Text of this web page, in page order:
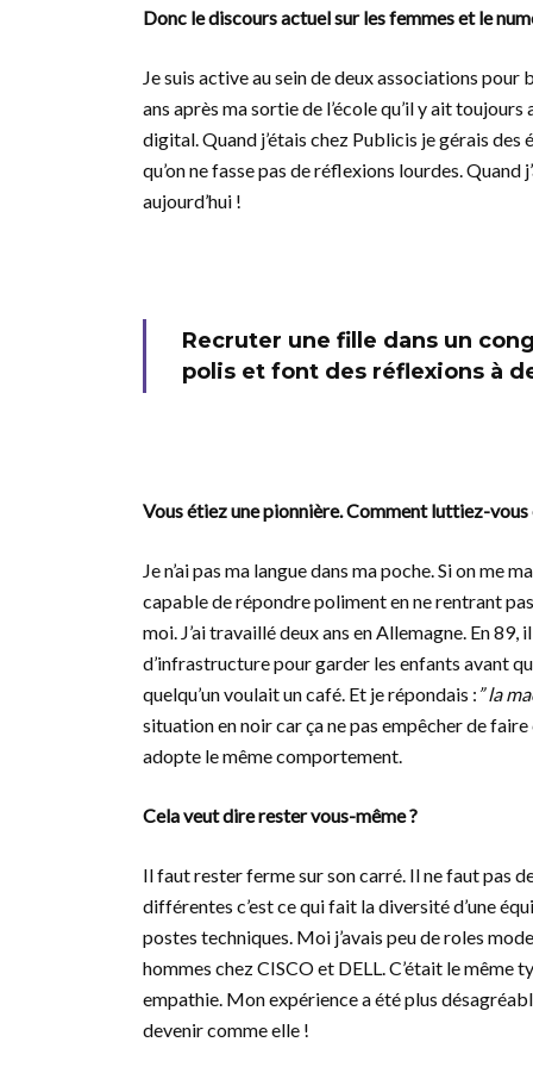
Donc le discours actuel sur les femmes et le
Je suis active au sein de deux associations
ans après ma sortie de l’école qu’il y ait
digital. Quand j’étais chez Publicis je gérais
qu’on ne fasse pas de réflexions lourdes.
aujourd’hui !
Recruter une fille dans un
polis et font des réflexions à
Vous étiez une pionnière. Comment luttiez-vous
Je n’ai pas ma langue dans ma poche. Si on me
capable de répondre poliment en ne rentrant
moi. J’ai travaillé deux ans en Allemagne. En
d’infrastructure pour garder les enfants avant
quelqu’un voulait un café. Et je répondais : ” la
situation en noir car ça ne pas empêcher de faire
adopte le même comportement.
Cela veut dire rester vous-même ?
Il faut rester ferme sur son carré. Il ne faut pas
différentes c’est ce qui fait la diversité d’une
postes techniques. Moi j’avais peu de roles
hommes chez CISCO et DELL. C’était le même
empathie. Mon expérience a été plus
devenir comme elle !